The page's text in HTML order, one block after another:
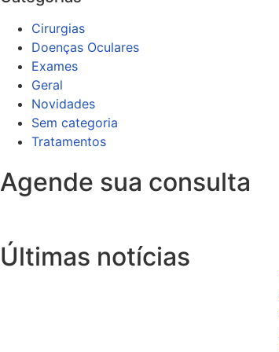
Cirurgias
Doenças Oculares
Exames
Geral
Novidades
Sem categoria
Tratamentos
Agende sua consulta
Últimas notícias